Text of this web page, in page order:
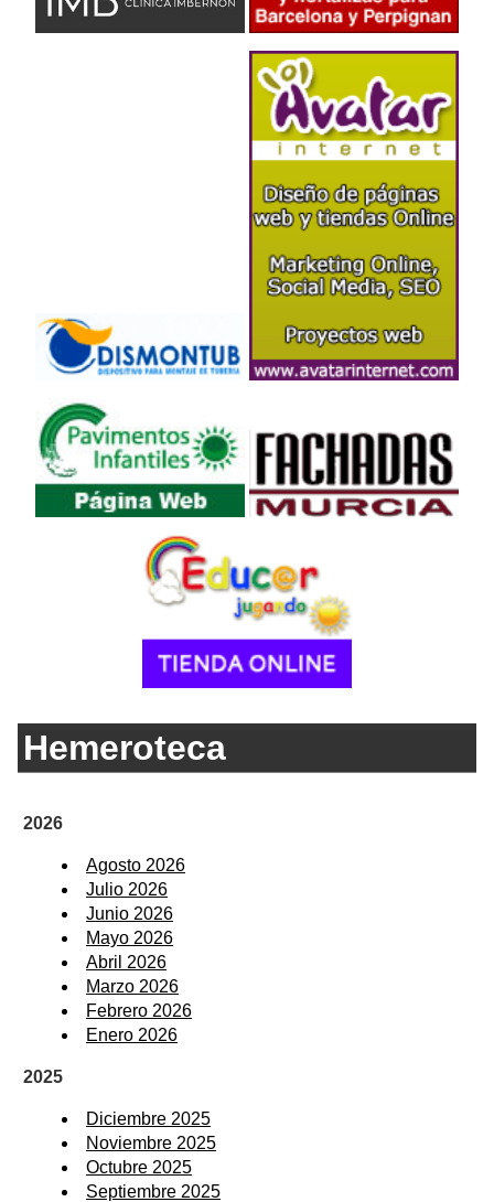
Hemeroteca
2026
Agosto 2026
Julio 2026
Junio 2026
Mayo 2026
Abril 2026
Marzo 2026
Febrero 2026
Enero 2026
2025
Diciembre 2025
Noviembre 2025
Octubre 2025
Septiembre 2025